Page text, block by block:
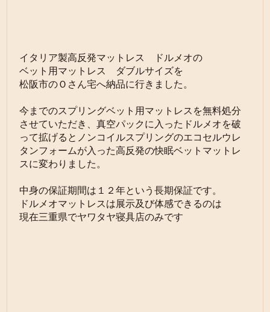
イタリア製高反発マットレス ドルメオの
ベット用マットレス ダブルサイズを
松阪市のＯさん宅へ納品に行きました。
今までのスプリングベット用マットレスを無料処分
させていただき、真空パックに入ったドルメオを破
って拡げると ノンコイルスプリングのエコセルウレ
タンフォームが入った高反発の快眠ベットマットレ
スに変わりました。
中身の保証期間は１２年という長期保証です。
ドルメオマットレスは展示及び体感できるのは
現在三重県でヤワタヤ寝具店のみです